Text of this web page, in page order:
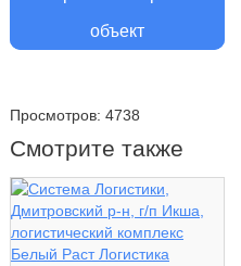
объект
Просмотров: 4738
Смотрите также